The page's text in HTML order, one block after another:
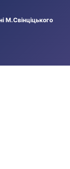
М.Свінціцького